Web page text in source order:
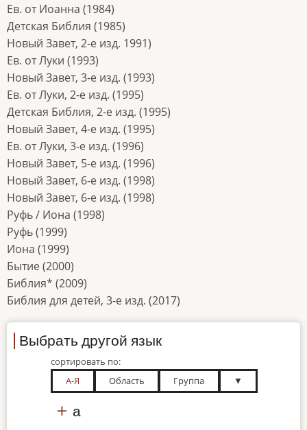
Ев. от Иоанна (1984)
Детская Библия (1985)
Новый Завет, 2-е изд. 1991)
Ев. от Луки (1993)
Новый Завет, 3-е изд. (1993)
Ев. от Луки, 2-е изд. (1995)
Детская Библия, 2-е изд. (1995)
Новый Завет, 4-е изд. (1995)
Ев. от Луки, 3-е изд. (1996)
Новый Завет, 5-е изд. (1996)
Новый Завет, 6-е изд. (1998)
Новый Завет, 6-е изд. (1998)
Руфь / Иона (1998)
Руфь (1999)
Иона (1999)
Бытие (2000)
Библия* (2009)
Библия для детей, 3-е изд. (2017)
Выбрать другой язык
сортировать по:
А-Я
Область Группа ▼
а